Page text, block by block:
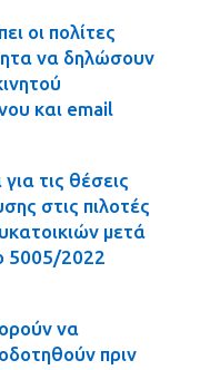
οι πολίτες
να δηλώσουν
και email
για τις θέσεις
στις πιλοτές
μετά
5005/2022
να
πριν